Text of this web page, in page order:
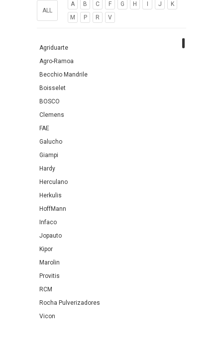
ALL
A B C F G H J
K
M
P R V
Agriduarte
Agro-Ramoa
Becchio Mandrile
Boisselet
BOSCO
Clemens
FAE
Galucho
Giampi
Hardy
Herculano
Herkulis
HoffMann
Infaco
Jopauto
Kipor
Marolin
Provitis
RCM
Rocha Pulverizadores
Vicon